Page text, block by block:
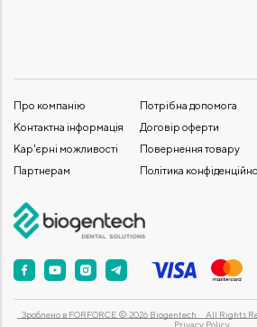
Про компанію
Контактна інформація
Кар'єрні можливості
Партнерам
Потрібна допомога
Договір оферти
Повернення товару
Політика
Зроблено в FORFORCE © 2026 Biogentech All Rights
Privacy Policy